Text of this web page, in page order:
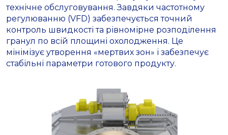
технічне обслуговування. Завдяки частотному
регулюванню (VFD) забезпечується точний
контроль швидкості та рівномірне розподілення
гранул по всій площині охолодження. Це
мінімізує утворення «мертвих зон» і забезпечує
стабільні параметри готового продукту.